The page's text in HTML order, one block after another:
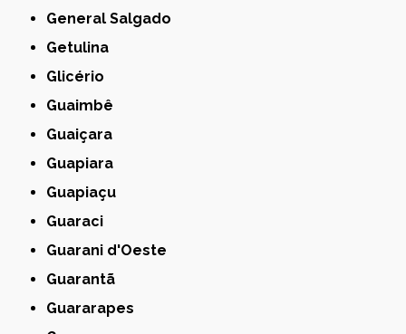
General Salgado
Getulina
Glicério
Guaimbê
Guaiçara
Guapiara
Guapiaçu
Guaraci
Guarani d'Oeste
Guarantã
Guararapes